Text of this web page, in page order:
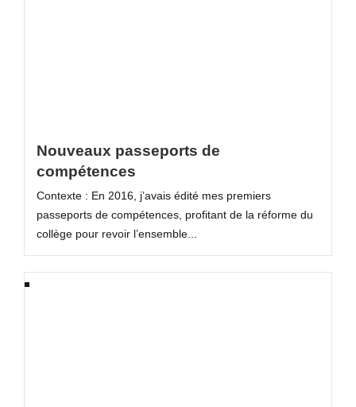
Nouveaux passeports de
compétences
Contexte : En 2016, j’avais édité mes premiers
passeports de compétences, profitant de la réforme du
collège pour revoir l’ensemble...